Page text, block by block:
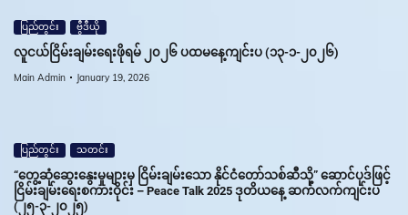
ပြည်တွင်း ဗွီဒီယို
လူငယ်ငြိမ်းချမ်းရေးဖိုရမ် ၂၀၂၆ ပထမနေ့ကျင်းပ (၁၃-၁-၂၀၂၆)
Main Admin January 19, 2026
ပြည်တွင်း သတင်း
“တွေ့ဆုံဆွေးနွေးမှုများမှ ငြိမ်းချမ်းသော နိုင်ငံတော်သစ်ဆီသို့” ဆောင်ပုဒ်ဖြင့်
ငြိမ်းချမ်းရေးစကားဝိုင်း – Peace Talk 2025 ဒုတိယနေ့ ဆက်လက်ကျင်းပ
(၂၅-၃-၂၀၂၅)